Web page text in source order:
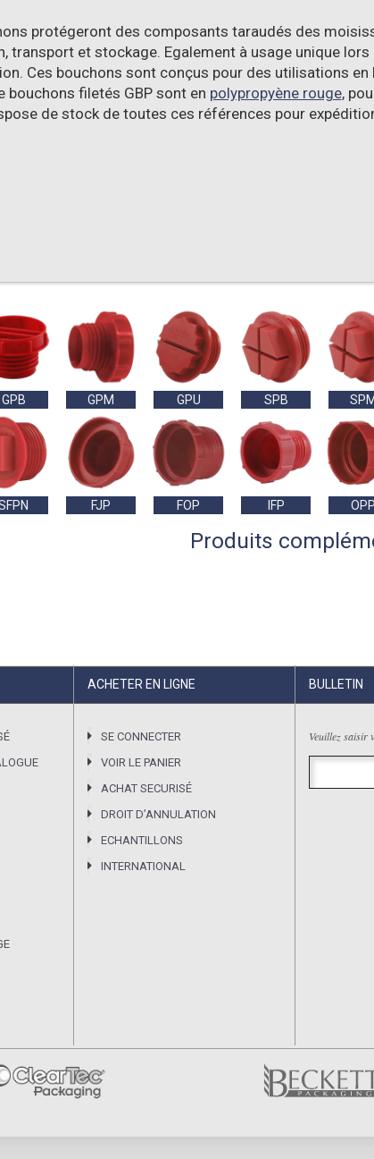
protégeront des composants taraudés des
transport et stockage. Egalement à usage unique
Ces bouchons sont conçus pour des utilisations en
bouchons filetés GBP sont en polypropyène rouge,
de stock de toutes ces références pour
GPB GPM GPU SPB SPM
FJP FOP IFP OPP
Produits
ACHETER EN LIGNE
SE CONNECTER
VOIR LE PANIER
ACHAT SECURISÉ
DROIT DʼANNULATION
ECHANTILLONS
INTERNATIONAL
BULLETIN
Veuillez saisir